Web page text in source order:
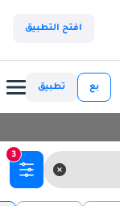
افتح التطبيق
بع تطبيق
3